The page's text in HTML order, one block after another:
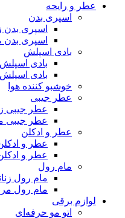
و رایحه
اسپری بدن
اسپری بدن زنانه
اسپری بدن مردانه
بادی اسپلش
بادی اسپلش زنانه
بادی اسپلش مردانه
خوشبو کننده هوا
عطر جیبی
عطر جیبی زنانه
عطر جیبی مردانه
عطر و ادکلن
عطر و ادکلن زنانه
عطر و ادکلن مردانه
مام رول
مام رول زنانه
مام رول مردانه
برقی
اتو مو حرفه‌ای